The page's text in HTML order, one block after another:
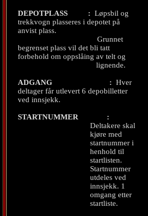
DEPOTPLASS : Løpsbil og
trekkvogn plasseres i depotet på
anvist plass.
Grunnet
begrenset plass vil det bli tatt
forbehold om oppslåing av telt og
lignende.
ADGANG : Hver
deltager får utlevert 6 depobilletter
ved innsjekk.
STARTNUMMER
:
Deltakere skal
kjøre med
startnummer i
henhold til
startlisten.
Startnummer
utdeles ved
innsjekk. 1
omgang etter
startliste.